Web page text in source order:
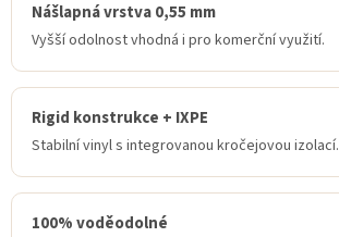
Nášlapná vrstva 0,55 mm
Vyšší odolnost vhodná i pro komerční využití.
Rigid konstrukce + IXPE
Stabilní vinyl s integrovanou kročejovou izolací.
100% voděodolné